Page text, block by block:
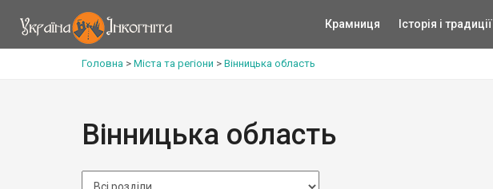
Крамниця Історія і традиції
Головна > Міста та регіони > Вінницька область
Вінницька область